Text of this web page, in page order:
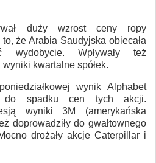
duży wzrost ceny ropy
że Arabia Saudyjska obiecała
wydobycie. Wpływały też
kwartalne spółek.
wynik Alphabet
do spadku cen tych akcji.
wyniki 3M (amerykańska
doprowadziły do gwałtownego
drożały akcje Caterpillar i